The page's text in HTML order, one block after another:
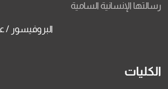
رسالتها الإنسانية السامية
البروفيسور /
الكليات